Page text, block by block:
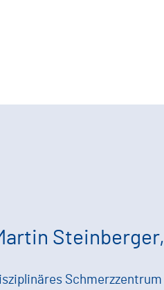
Steinberger,
Schmerzzentrum